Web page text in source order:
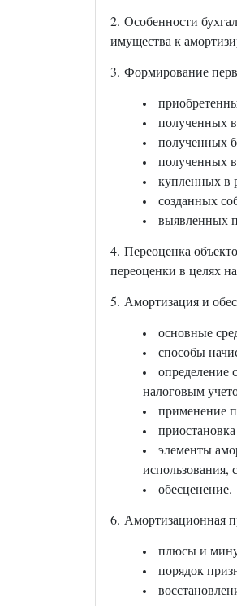
2. Особенности
имущества к
3. Формирование
полученных в
полученных
полученных
купленных в
созданных
выявленных
4. Переоценка
переоценки в целях
5. Амортизация и
основные
способы
определение
налоговым
применение
элементы
использования,
обесценение.
6. Амортизационная
плюсы и
порядок